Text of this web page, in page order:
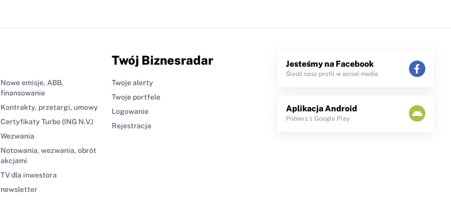
Nowe emisje, ABB,
finansowanie
Kontrakty, przetargi, umowy
Certyfikaty Turbo (ING N.V.)
Wezwania
Notowania, wezwania, obrót
akcjami
TV dla inwestora
newsletter
Twój Biznesradar
Twoje alerty
Twoje portfele
Logowanie
Rejestracja
Jesteśmy na Facebook
Śledź nasz profil w social media
Aplikacja Android
Pobierz z Google Play